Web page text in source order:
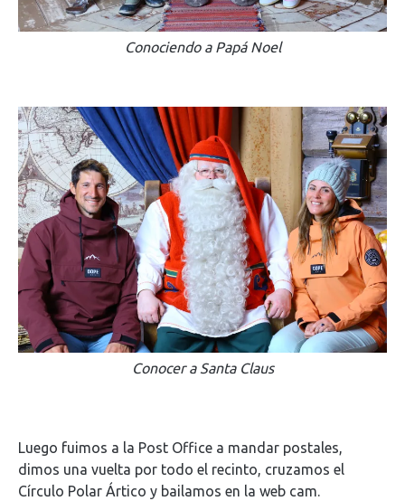
Conociendo a Papá Noel
Conocer a Santa Claus
Luego fuimos a la Post Office a mandar postales,
dimos una vuelta por todo el recinto, cruzamos el
Círculo Polar Ártico y bailamos en la web cam.